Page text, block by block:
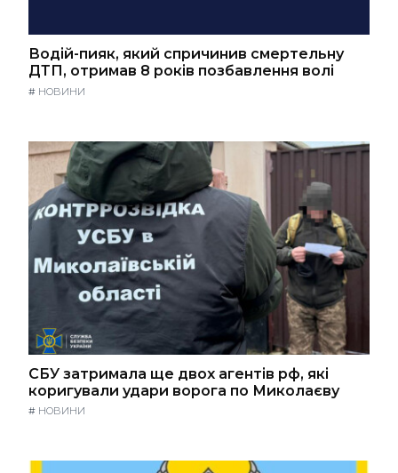
Водій-пияк, який спричинив смертельну
ДТП, отримав 8 років позбавлення волі
# НОВИНИ
СБУ затримала ще двох агентів рф, які
коригували удари ворога по Миколаєву
# НОВИНИ